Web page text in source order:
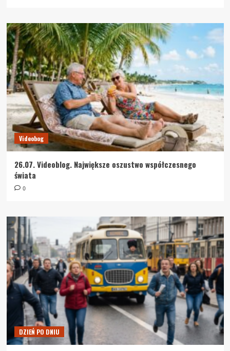
Videobog
26.07. Videoblog. Największe oszustwo współczesnego
świata
0
DZIEŃ PO DNIU